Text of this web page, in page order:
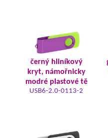
černý hliníkový
kryt, námořnicky
modré plastové tě
USB6-2.0-0113-2